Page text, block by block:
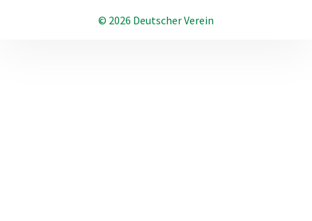
© 2026 Deutscher Verein